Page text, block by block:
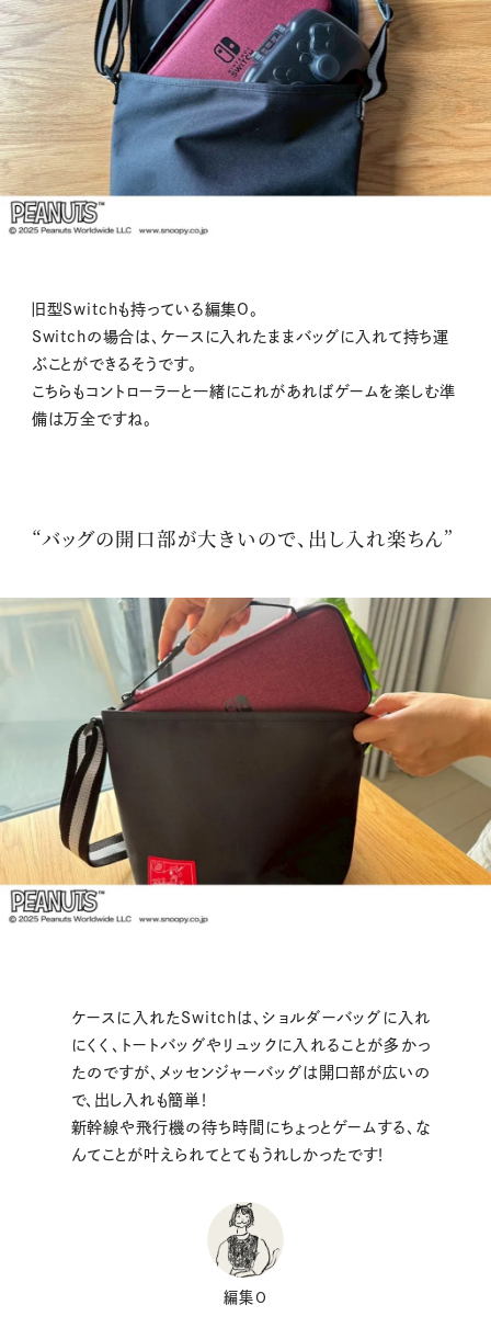
旧型Switchも持っている編集O。
Switchの場合は、ケースに入れたままバッグに入れて持ち運
ぶことができるそうです。
こちらもコントローラーと一緒にこれがあればゲームを楽しむ準
備は万全ですね。
“バッグの開口部が大きいので、出し入れ楽ちん”
ケースに入れたSwitchは、ショルダーバッグに入れ
にくく、トートバッグやリュックに入れることが多かっ
たのですが、メッセンジャーバッグは開口部が広いの
で、出し入れも簡単！
新幹線や飛行機の待ち時間にちょっとゲームする、な
んてことが叶えられてとてもうれしかったです！
編集O